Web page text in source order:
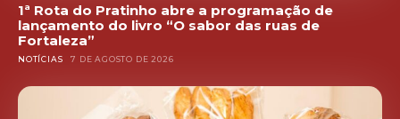
1ª Rota do Pratinho abre a programação de
lançamento do livro “O sabor das ruas de
Fortaleza”
NOTÍCIAS 7 DE AGOSTO DE 2026